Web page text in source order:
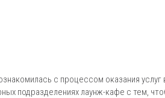
с процессом оказания
подразделениях лаунж-кафе с тем,